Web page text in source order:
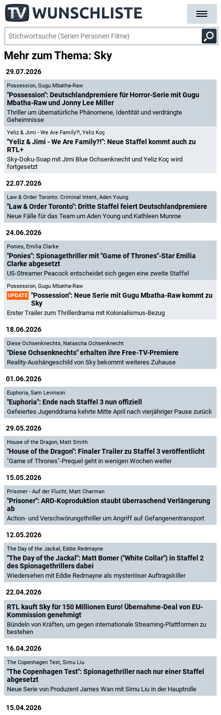
Mehr zum Thema: Sky
29.07.2026
Possession, Gugu Mbatha-Raw
"Possession": Deutschlandpremiere für Horror-Serie mit Gugu
Mbatha-Raw und Jonny Lee Miller
Thriller um übernatürliche Phänomene, Identität und verdrängte
Geheimnisse
Yeliz & Jimi - We Are Family?!, Yeliz Koç
"Yeliz & Jimi - We Are Family?!": Neue Staffel kommt auch zu
RTL+
Sky-Doku-Soap mit Jimi Blue Ochsenknecht und Yeliz Koç wird
fortgesetzt
22.07.2026
Law & Order Toronto: Criminal Intent, Aden Young
"Law & Order Toronto": Dritte Staffel feiert Deutschlandpremiere
Neue Fälle für das Team um Aden Young und Kathleen Munroe
24.06.2026
Ponies, Emilia Clarke
"Ponies": Spionagethriller mit "Game of Thrones"-Star Emilia
Clarke abgesetzt
US-Streamer Peacock entscheidet sich gegen eine zweite Staffel
Possession, Gugu Mbatha-Raw
UPDATE "Possession": Neue Serie mit Gugu Mbatha-Raw kommt zu
Sky
Erster Trailer zum Thrillerdrama mit Kolonialismus-Bezug
18.06.2026
Diese Ochsenknechts, Natascha Ochsenknecht
"Diese Ochsenknechts" erhalten ihre Free-TV-Premiere
Reality-Aushängeschild von Sky bekommt weiteres Zuhause
01.06.2026
Euphoria, Sam Levinson
"Euphoria": Ende nach Staffel 3 nun offiziell
Gefeiertes Jugenddrama kehrte Mitte April nach vierjähriger Pause zurück
29.05.2026
House of the Dragon, Matt Smith
"House of the Dragon": Finaler Trailer zu Staffel 3 veröffentlicht
"Game of Thrones"-Prequel geht in wenigen Wochen weiter
15.05.2026
Prisoner - Auf der Flucht, Matt Charman
"Prisoner": ARD-Koproduktion staubt überraschend Verlängerung
ab
Action- und Verschwörungsthriller um Angriff auf Gefangenentransport
12.05.2026
The Day of the Jackal , Eddie Redmayne
"The Day of the Jackal": Matt Bomer ("White Collar") in Staffel 2
des Spionagethrillers dabei
Wiedersehen mit Eddie Redmayne als mysteriöser Auftragskiller
22.04.2026
RTL kauft Sky für 150 Millionen Euro! Übernahme-Deal von EU-
Kommission genehmigt
Bündeln von Kräften, um gegen internationale Streaming-Plattformen zu
bestehen
16.04.2026
The Copenhagen Test, Simu Liu
"The Copenhagen Test": Spionagethriller nach nur einer Staffel
abgesetzt
Neue Serie von Produzent James Wan mit Simu Liu in der Hauptrolle
15.04.2026